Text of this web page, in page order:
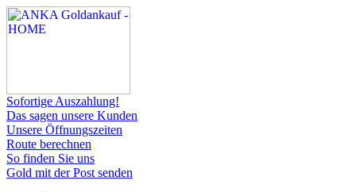
Sofortige Auszahlung!
Das sagen unsere Kunden
Unsere Öffnungszeiten
Route berechnen
So finden Sie uns
Gold mit der Post senden